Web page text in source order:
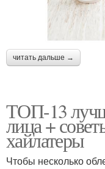
читать дальше →
ТОП-13
лица +
хайлатеры
Чтобы несколько